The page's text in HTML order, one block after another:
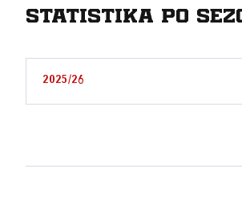
Statistika po
2025/26